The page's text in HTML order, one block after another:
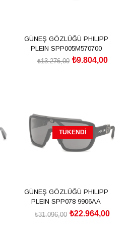
GÜNEŞ GÖZLÜĞÜ PHILIPP
PLEIN SPP005M570700
₺9.804,00
₺13.276,00
TÜKENDI
GÜNEŞ GÖZLÜĞÜ PHILIPP
PLEIN SPP078 9906AA
₺22.964,00
₺31.096,00